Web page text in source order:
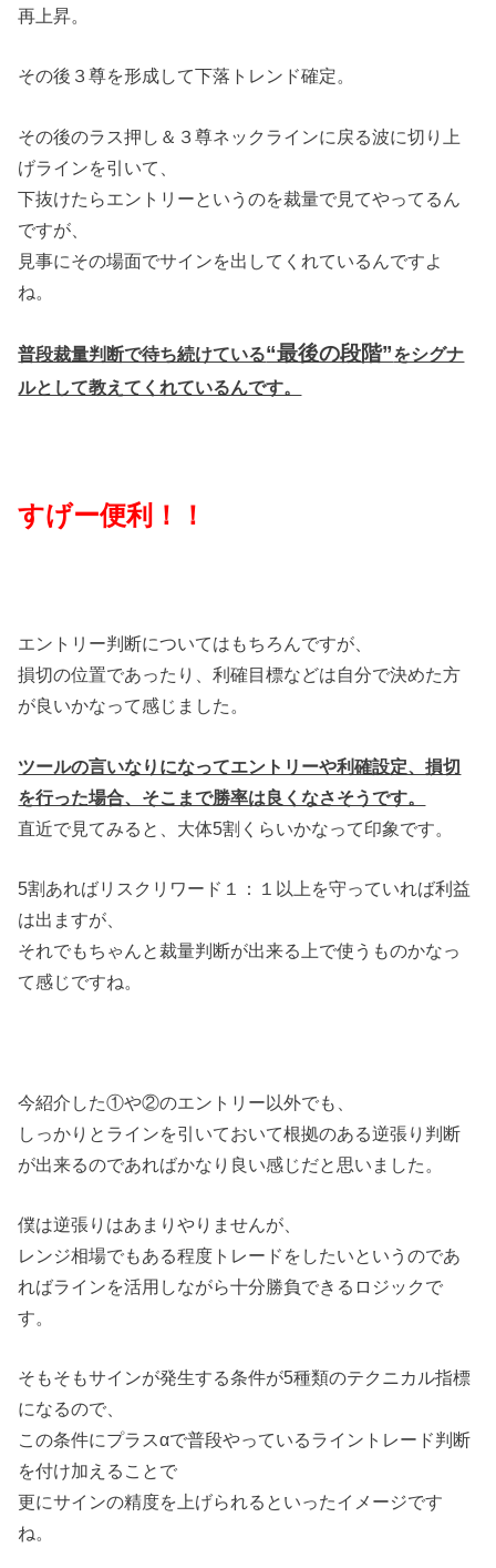
再上昇。
その後３尊を形成して下落トレンド確定。
その後のラス押し＆３尊ネックラインに戻る波に切り上
げラインを引いて、
下抜けたらエントリーというのを裁量で見てやってるん
ですが、
見事にその場面でサインを出してくれているんですよ
ね。
普段裁量判断で待ち続けている“最後の段階”をシグナ
ルとして教えてくれているんです。
すげー便利！！
エントリー判断についてはもちろんですが、
損切の位置であったり、利確目標などは自分で決めた方
が良いかなって感じました。
ツールの言いなりになってエントリーや利確設定、損切
を行った場合、そこまで勝率は良くなさそうです。
直近で見てみると、大体5割くらいかなって印象です。
5割あればリスクリワード１：１以上を守っていれば利益
は出ますが、
それでもちゃんと裁量判断が出来る上で使うものかなっ
て感じですね。
今紹介した①や②のエントリー以外でも、
しっかりとラインを引いておいて根拠のある逆張り判断
が出来るのであればかなり良い感じだと思いました。
僕は逆張りはあまりやりませんが、
レンジ相場でもある程度トレードをしたいというのであ
ればラインを活用しながら十分勝負できるロジックで
す。
そもそもサインが発生する条件が5種類のテクニカル指標
になるので、
この条件にプラスαで普段やっているライントレード判断
を付け加えることで
更にサインの精度を上げられるといったイメージです
ね。